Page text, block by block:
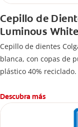
Cepillo de
Luminous White
Cepillo de dientes
blanca, con copas de
plástico 40% reciclado.
Descubra más